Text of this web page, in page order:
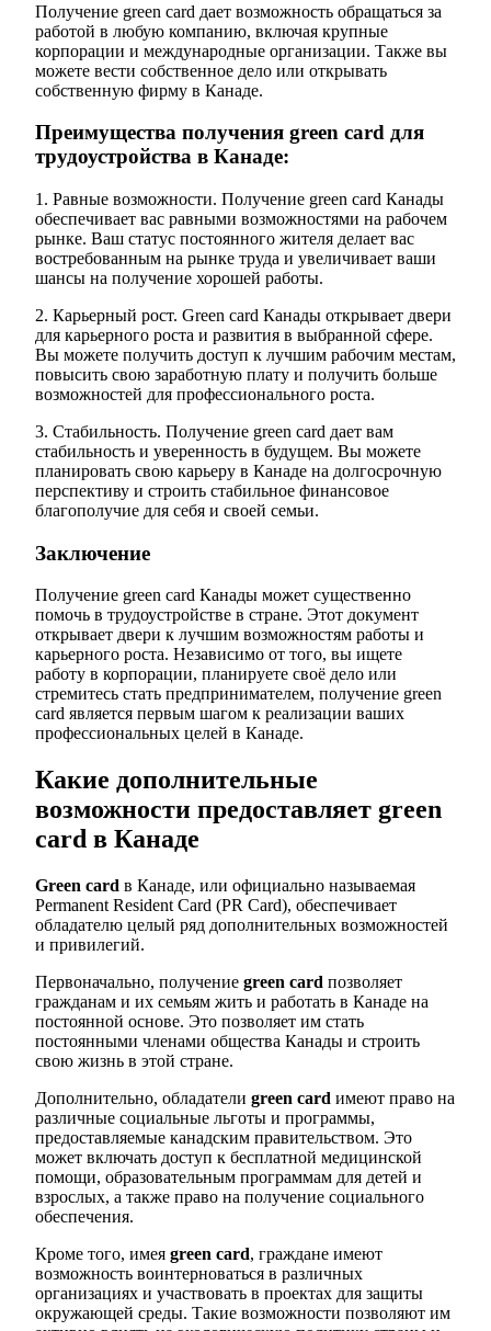
Получение green card дает возможность обращаться за
работой в любую компанию, включая крупные
корпорации и международные организации. Также вы
можете вести собственное дело или открывать
собственную фирму в Канаде.
Преимущества получения green card для
трудоустройства в Канаде:
1. Равные возможности. Получение green card Канады
обеспечивает вас равными возможностями на рабочем
рынке. Ваш статус постоянного жителя делает вас
востребованным на рынке труда и увеличивает ваши
шансы на получение хорошей работы.
2. Карьерный рост. Green card Канады открывает двери
для карьерного роста и развития в выбранной сфере.
Вы можете получить доступ к лучшим рабочим местам,
повысить свою заработную плату и получить больше
возможностей для профессионального роста.
3. Стабильность. Получение green card дает вам
стабильность и уверенность в будущем. Вы можете
планировать свою карьеру в Канаде на долгосрочную
перспективу и строить стабильное финансовое
благополучие для себя и своей семьи.
Заключение
Получение green card Канады может существенно
помочь в трудоустройстве в стране. Этот документ
открывает двери к лучшим возможностям работы и
карьерного роста. Независимо от того, вы ищете
работу в корпорации, планируете своё дело или
стремитесь стать предпринимателем, получение green
card является первым шагом к реализации ваших
профессиональных целей в Канаде.
Какие дополнительные
возможности предоставляет green
card в Канаде
Green card в Канаде, или официально называемая
Permanent Resident Card (PR Card), обеспечивает
обладателю целый ряд дополнительных возможностей
и привилегий.
Первоначально, получение green card позволяет
гражданам и их семьям жить и работать в Канаде на
постоянной основе. Это позволяет им стать
постоянными членами общества Канады и строить
свою жизнь в этой стране.
Дополнительно, обладатели green card имеют право на
различные социальные льготы и программы,
предоставляемые канадским правительством. Это
может включать доступ к бесплатной медицинской
помощи, образовательным программам для детей и
взрослых, а также право на получение социального
обеспечения.
Кроме того, имея green card, граждане имеют
возможность воинтерноваться в различных
организациях и участвовать в проектах для защиты
окружающей среды. Такие возможности позволяют им